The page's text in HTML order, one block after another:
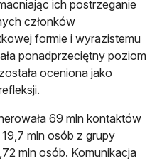
ich postrzeganie
członków
formie i wyrazistemu
ponadprzeciętny poziom
oceniona jako
69 mln kontaktów
mln osób z grupy
mln osób. Komunikacja